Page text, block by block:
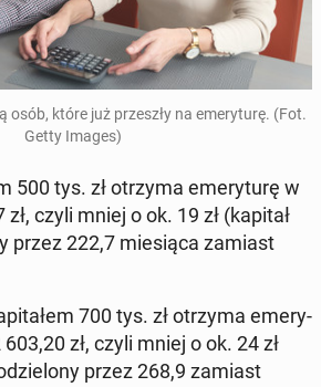
osób, które już prze­szły na eme­ry­tu­rę. (Fot.
Getty Images)
500 tys. zł otrzyma eme­ry­tu­rę w
czyli mniej o ok. 19 zł (kapitał
przez 222,7 mie­sią­ca zamiast
700 tys. zł otrzyma eme­ry­
zł, czyli mniej o ok. 24 zł
przez 268,9 zamiast